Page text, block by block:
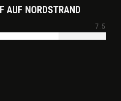
AUF NORDSTRAND
7.5